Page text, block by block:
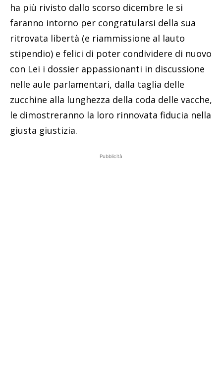
ha più rivisto dallo scorso dicembre le si
faranno intorno per congratularsi della sua
ritrovata libertà (e riammissione al lauto
stipendio) e felici di poter condividere di nuovo
con Lei i dossier appassionanti in discussione
nelle aule parlamentari, dalla taglia delle
zucchine alla lunghezza della coda delle vacche,
le dimostreranno la loro rinnovata fiducia nella
giusta giustizia.
Pubblicità